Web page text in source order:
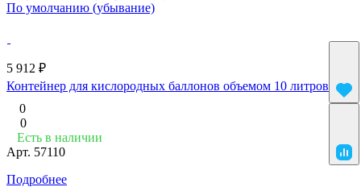
По умолчанию (убывание)
5 912 ₽
Контейнер для кислородных баллонов объемом 10 литров
0
0
Есть в наличии
Арт. 57110
Подробнее